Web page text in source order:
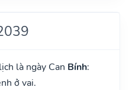
là ngày Can Bính:
ở vai.